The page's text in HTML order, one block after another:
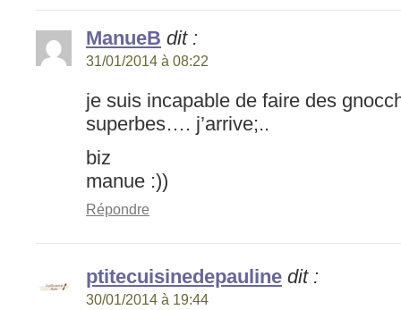
ManueB dit :
31/01/2014 à 08:22
je suis incapable de faire des
superbes…. j’arrive;..
biz
manue :))
Répondre
ptitecuisinedepauline dit :
30/01/2014 à 19:44